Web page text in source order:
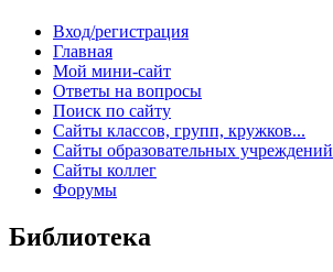
Вход/регистрация
Главная
Мой мини-сайт
Ответы на вопросы
Поиск по сайту
Сайты классов, групп, кружков...
Сайты образовательных учреждений
Сайты коллег
Форумы
Библиотека